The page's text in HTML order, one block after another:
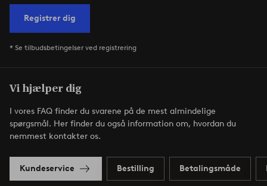
Registrer dig
* Se tilbudsbetingelser ved registrering
Vi hjælper dig
I vores FAQ finder du svarene på de mest almindelige
spørgsmål. Her finder du også information om, hvordan du
nemmest kontakter os.
Kundeservice Bestilling Betalingsmåde